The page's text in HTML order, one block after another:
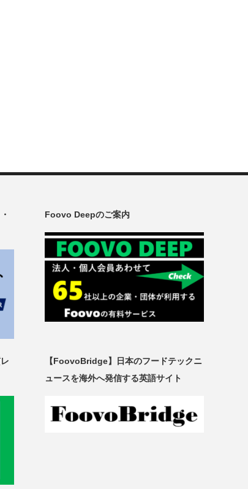
Foovo Deepのご案内
【FoovoBridge】日本のフードテックニ
ュースを海外へ発信する英語サイト